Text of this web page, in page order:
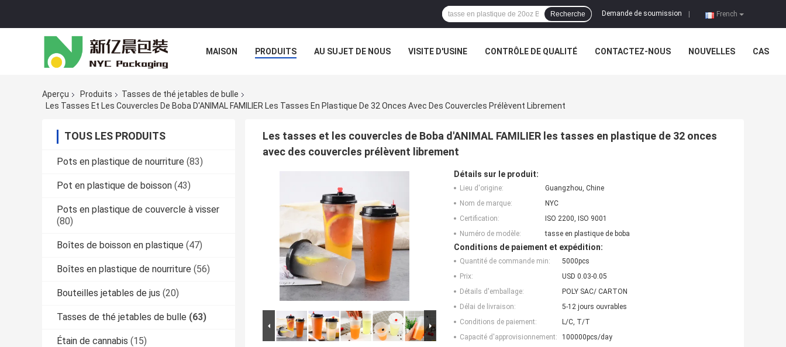
French
Demande de soumission
Recherche
MAISON PRODUITS AU SUJET DE NOUS VISITE D'USINE CONTRÔLE DE QUALITÉ CONTACTEZ-NOUS NOUVELLES CAS
Aperçu Produits
Tasses de thé jetables de bulle
Les Tasses Et Les Couvercles De Boba D'ANIMAL FAMILIER Les Tasses En Plastique De 32 Onces Avec Des Couvercles Prélèvent Librement
TOUS LES PRODUITS
Pots en plastique de nourriture (83)
Pot en plastique de boisson (43)
Pots en plastique de couvercle à visser
(80)
Boîtes de boisson en plastique (47)
Boîtes en plastique de nourriture (56)
Bouteilles jetables de jus (20)
Tasses de thé jetables de bulle (63)
Étain de cannabis (15)
Les tasses et les couvercles de Boba d'ANIMAL FAMILIER les tasses en plastique de 32 onces
avec des couvercles prélèvent librement
Détails sur le produit:
Lieu d'origine:
Guangzhou, Chine
Nom de marque:
NYC
Certification:
ISO 2200, ISO 9001
Numéro de modèle:
tasse en plastique de boba
Conditions de paiement et expédition:
Quantité de commande min:
5000pcs
Prix:
USD 0.03-0.05
Détails d'emballage:
POLY SAC/ CARTON
Délai de livraison:
5-12 jours ouvrables
Conditions de paiement:
L/C, T/T
Capacité d'approvisionnement:
100000pcs/day